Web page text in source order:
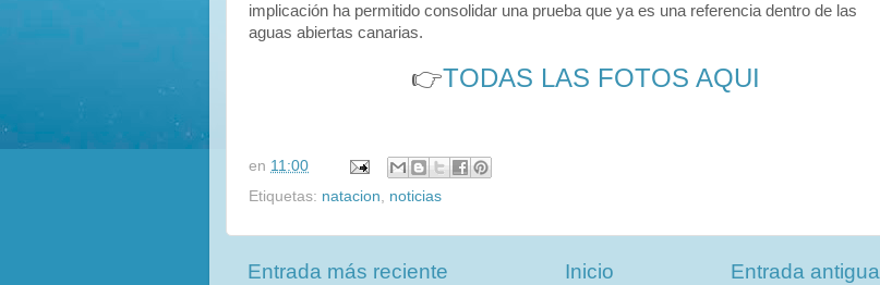
implicación ha permitido consolidar una prueba que ya es una referencia dentro de las
aguas abiertas canarias.
👉TODAS LAS FOTOS AQUI
en 11:00
Etiquetas: natacion, noticias
Entrada más reciente Entrada antigua
Inicio